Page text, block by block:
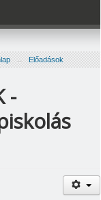
→ Előadások
-